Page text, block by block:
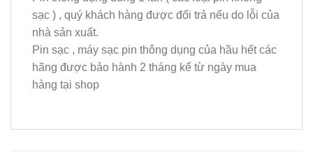
sạc ) , quý khách hàng được đổi trả nếu do lỗi của
nhà sản xuất.
Pin sạc , máy sạc pin thông dụng của hầu hết các
hãng được bảo hành 2 tháng kể từ ngày mua
hàng tại shop